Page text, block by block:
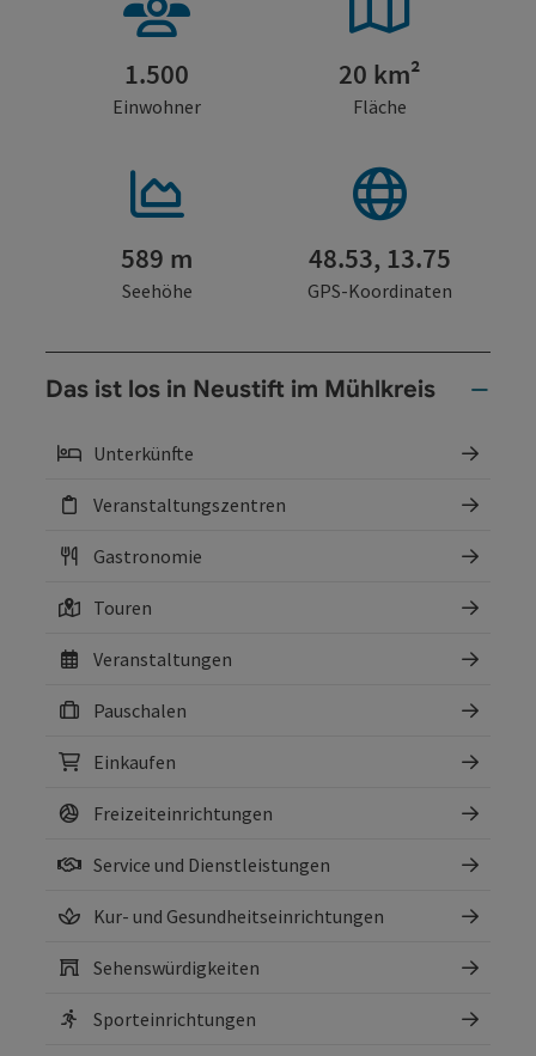
1.500
Einwohner
20 km²
Fläche
589 m
Seehöhe
48.53, 13.75
GPS-Koordinaten
Das ist los in Neustift im Mühlkreis
Unterkünfte
Veranstaltungszentren
Gastronomie
Touren
Veranstaltungen
Pauschalen
Einkaufen
Freizeiteinrichtungen
Service und Dienstleistungen
Kur- und Gesundheitseinrichtungen
Sehenswürdigkeiten
Sporteinrichtungen